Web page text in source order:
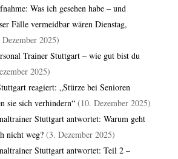
Was ich gesehen habe – und
Fälle vermeidbar wären Dienstag,
2025)
Trainer Stuttgart – wie gut bist du
2025)
reagiert: „Stürze bei Senioren
sie sich verhindern“ (10. Dezember 2025)
Stuttgart antwortet: Warum geht
nicht weg? (3. Dezember 2025)
Stuttgart antwortet: Teil 2 –